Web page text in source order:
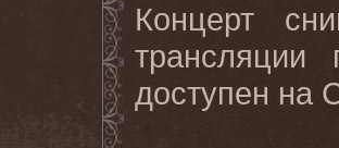
Концерт
доступен на